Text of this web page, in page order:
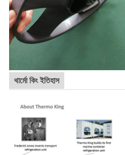
থার্মো কিং ইতিহাস